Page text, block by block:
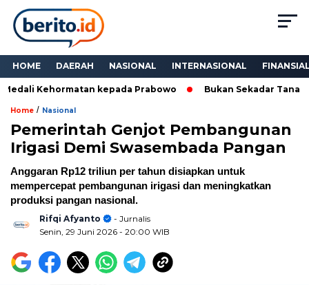
HOME DAERAH NASIONAL INTERNASIONAL
Kehormatan kepada Prabowo Bukan Sekadar Tanam
Home / Nasional
Pemerintah Genjot Pembangunan
Irigasi Demi Swasembada Pangan
Anggaran Rp12 triliun per tahun disiapkan untuk
mempercepat pembangunan irigasi dan meningkatkan
produksi pangan nasional.
Rifqi Afyanto
- Jurnalis
Senin, 29 Juni 2026 - 20:00 WIB